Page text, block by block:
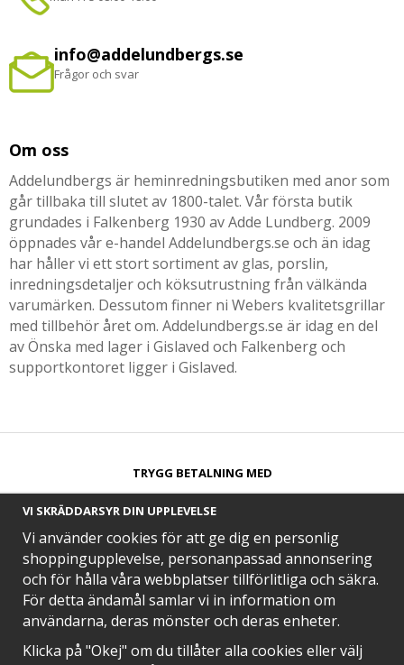
info@addelundbergs.se
Frågor och svar
Om oss
Addelundbergs är heminredningsbutiken med anor som
går tillbaka till slutet av 1800-talet. Vår första butik
grundades i Falkenberg 1930 av Adde Lundberg. 2009
öppnades vår e-handel Addelundbergs.se och än idag
har håller vi ett stort sortiment av glas, porslin,
inredningsdetaljer och köksutrustning från välkända
varumärken. Dessutom finner ni Webers kvalitetsgrillar
med tillbehör året om. Addelundbergs.se är idag en del
av Önska med lager i Gislaved och Falkenberg och
supportkontoret ligger i Gislaved.
TRYGG BETALNING MED​
SNABB LEVERANS MED
VI SKRÄDDARSYR DIN UPPLEVELSE
Vi använder cookies för att ge dig en personlig
shoppingupplevelse, personanpassad annonsering
och för hålla våra webbplatser tillförlitliga och säkra.
För detta ändamål samlar vi in information om
användarna, deras mönster och deras enheter.
Klicka på "Okej" om du tillåter alla cookies eller välj